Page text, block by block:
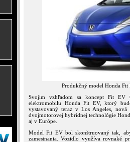
Produkčný model Honda Fit
Svojim vzhľadom sa koncept Fit EV
elektromobilu Honda Fit EV, ktorý
vystavovaný teraz v Los Angeles,
dvojmotorovej hybridnej technológie
aj v Európe.
Model Fit EV bol skonštruovaný tak,
zamestnania. Vozidlo využíva rovnaké